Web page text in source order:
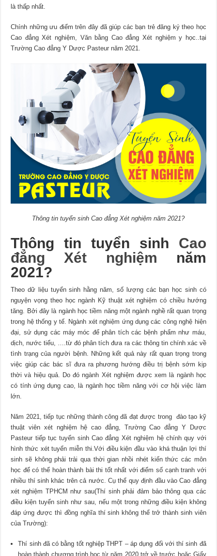
là thấp nhất.
Chính những ưu điểm trên đây đã giúp các bạn trẻ đăng ký theo học
Cao đẳng Xét nghiệm, Văn bằng Cao đẳng Xét nghiệm y học..tại
Trường Cao đẳng Y Dược Pasteur năm 2021.
Thông tin tuyển sinh Cao đẳng Xét nghiệm năm 2021?
Thông tin tuyển sinh Cao
đẳng Xét nghiệm năm
2021?
Theo dữ liệu tuyển sinh hằng năm, số lượng các bạn học sinh có
nguyện vọng theo học ngành Kỹ thuật xét nghiệm có chiều hướng
tăng. Bởi đây là ngành học tiềm năng một ngành nghề rất quan trọng
trong hệ thống y tế. Ngành xét nghiệm ứng dụng các công nghệ hiện
đại, sử dụng các máy móc để phân tích các bệnh phẩm như máu,
dịch, nước tiểu, ….từ đó phân tích đưa ra các thông tin chính xác về
tình trạng của người bệnh. Những kết quả này rất quan trọng trong
việc giúp các bác sĩ đưa ra phương hướng điều trị bệnh sớm kịp
thời và hiệu quả. Do đó ngành Xét nghiệm được xem là ngành học
có tính ứng dụng cao, là ngành học tiềm năng với cơ hội việc làm
lớn.
Năm 2021, tiếp tục những thành công đã đạt được trong đào tạo kỹ
thuật viên xét nghiệm hệ cao đẳng, Trường Cao đẳng Y Dược
Pasteur tiếp tục tuyển sinh Cao đẳng Xét nghiệm hệ chính quy với
hình thức xét tuyển miễn thi.Với điều kiện đầu vào khá thuận lợi thí
sinh sẽ không phải trải qua thời gian nhồi nhét kiến thức các môn
học để có thể hoàn thành bài thi tốt nhất với điểm số cạnh tranh với
nhiều thí sinh khác trên cả nước. Cụ thể quy định đầu vào Cao đẳng
xét nghiệm TPHCM như sau(Thí sinh phải đảm bảo thông qua các
điều kiện tuyển sinh như sau, nếu một trong những điều kiện không
đáp ứng được thì đồng nghĩa thí sinh không thể trở thành sinh viên
của Trường):
Thí sinh đã có bằng tốt nghiệp THPT – áp dụng đối với thí sinh đã
hoàn thành chương trình học từ năm 2020 trở về trước hoặc Giấy